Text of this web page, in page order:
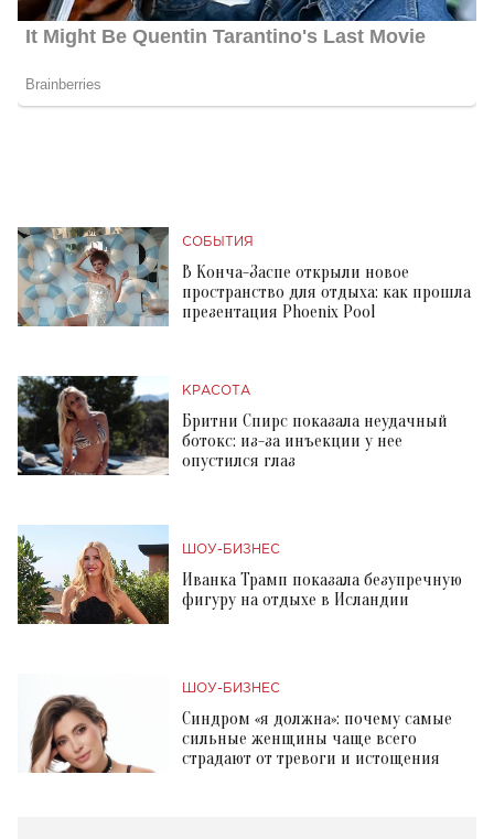
СОБЫТИЯ
В Конча-Заспе открыли новое
пространство для отдыха: как прошла
презентация Phoenix Pool
КРАСОТА
Бритни Спирс показала неудачный
ботокс: из-за инъекции у нее
опустился глаз
ШОУ-БИЗНЕС
Иванка Трамп показала безупречную
фигуру на отдыхе в Исландии
ШОУ-БИЗНЕС
Синдром «я должна»: почему самые
сильные женщины чаще всего
страдают от тревоги и истощения